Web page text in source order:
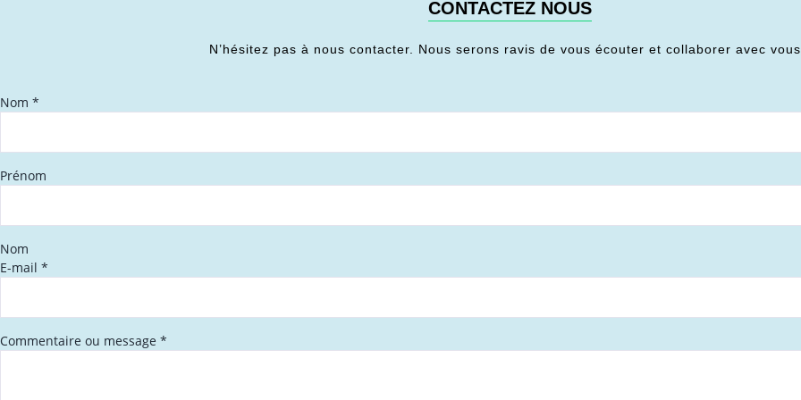
CONTACTEZ NOUS
N’hésitez pas à nous contacter. Nous serons ravis de vous écouter et collaborer avec
Nom *
Prénom
Nom
E-mail *
Commentaire ou message *